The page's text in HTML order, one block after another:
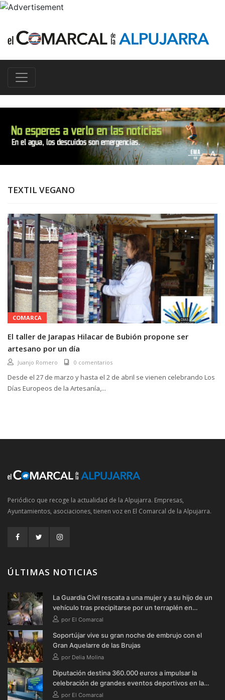
TEXTIL VEGANO
COMARCA
El taller de Jarapas Hilacar de Bubión propone ser
artesano por un día
Juanjo Romero 0 comentarios
Desde el 27 de marzo y hasta el 2 de abril se vienen celebrando Los
Días Europeos de la Artesanía,...
Periódico que recoge la actualidad de la Alpujarra. Empresas,
Ayuntamientos, asociaciones, tienen voz en El Comarcal de la Alpujarra.
ÚLTIMAS NOTICIAS
La Guardia Civil rescata a una mujer y a su hijo de un
vehículo tras precipitarse por un terraplén en
Soportújar
por El Comarcal
Soportújar vive su gran noche de embrujo con el
Gran Aquelarre de las Brujas
por Delia Molina
Diputación destina 360.000 euros a impulsar la
celebración de grandes eventos deportivos en la
provincia durante 2026
por El Comarcal